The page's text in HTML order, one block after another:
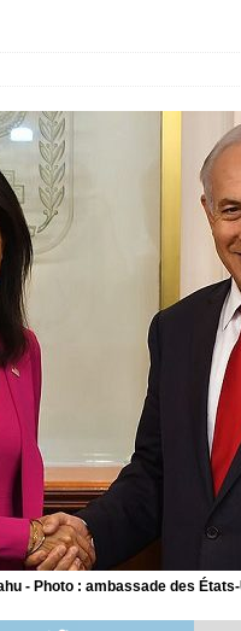
j’ai faite à Ismail al-Ghoul
- Photo : ambassade des